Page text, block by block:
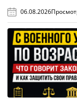
06.08.2026